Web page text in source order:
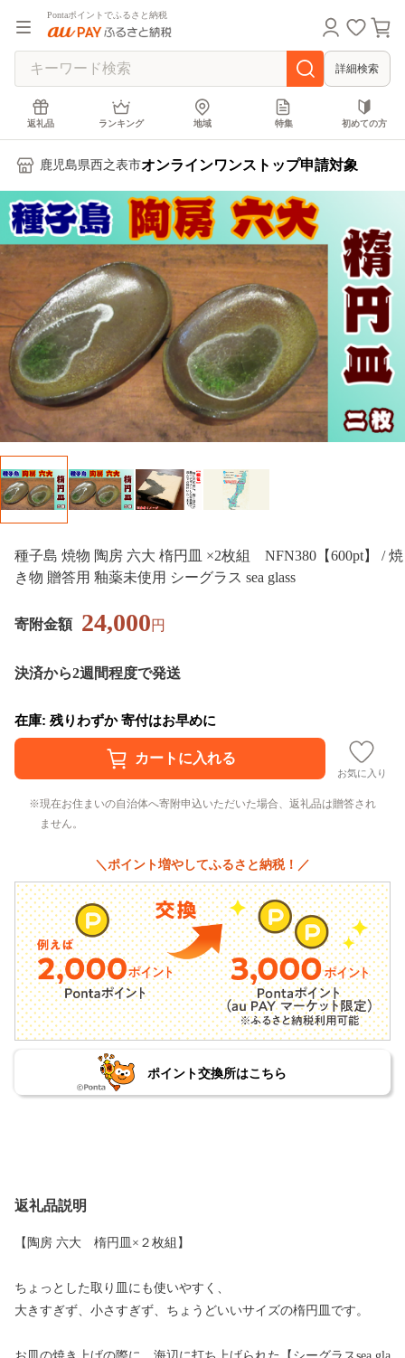
Pontaポイントでふるさと納税
詳細検索
返礼品 ランキング 地域 特集 初めての方
鹿児島県西之表市オンラインワンストップ申請対象
種子島 焼物 陶房 六大 楕円皿 ×2枚組 NFN380【600pt】 / 焼
き物 贈答用 釉薬未使用 シーグラス sea glass
寄附金額 24,000円
決済から2週間程度で発送
在庫: 残りわずか 寄付はお早めに
お気に入り
現在お住まいの自治体へ寄附申込いただいた場合、返礼品は贈答され
ません。
＼ポイント増やしてふるさと納税！／
ポイント交換所はこちら
返礼品説明
【陶房 六大 楕円皿×２枚組】
ちょっとした取り皿にも使いやすく、
大きすぎず、小さすぎず、ちょうどいいサイズの楕円皿です。